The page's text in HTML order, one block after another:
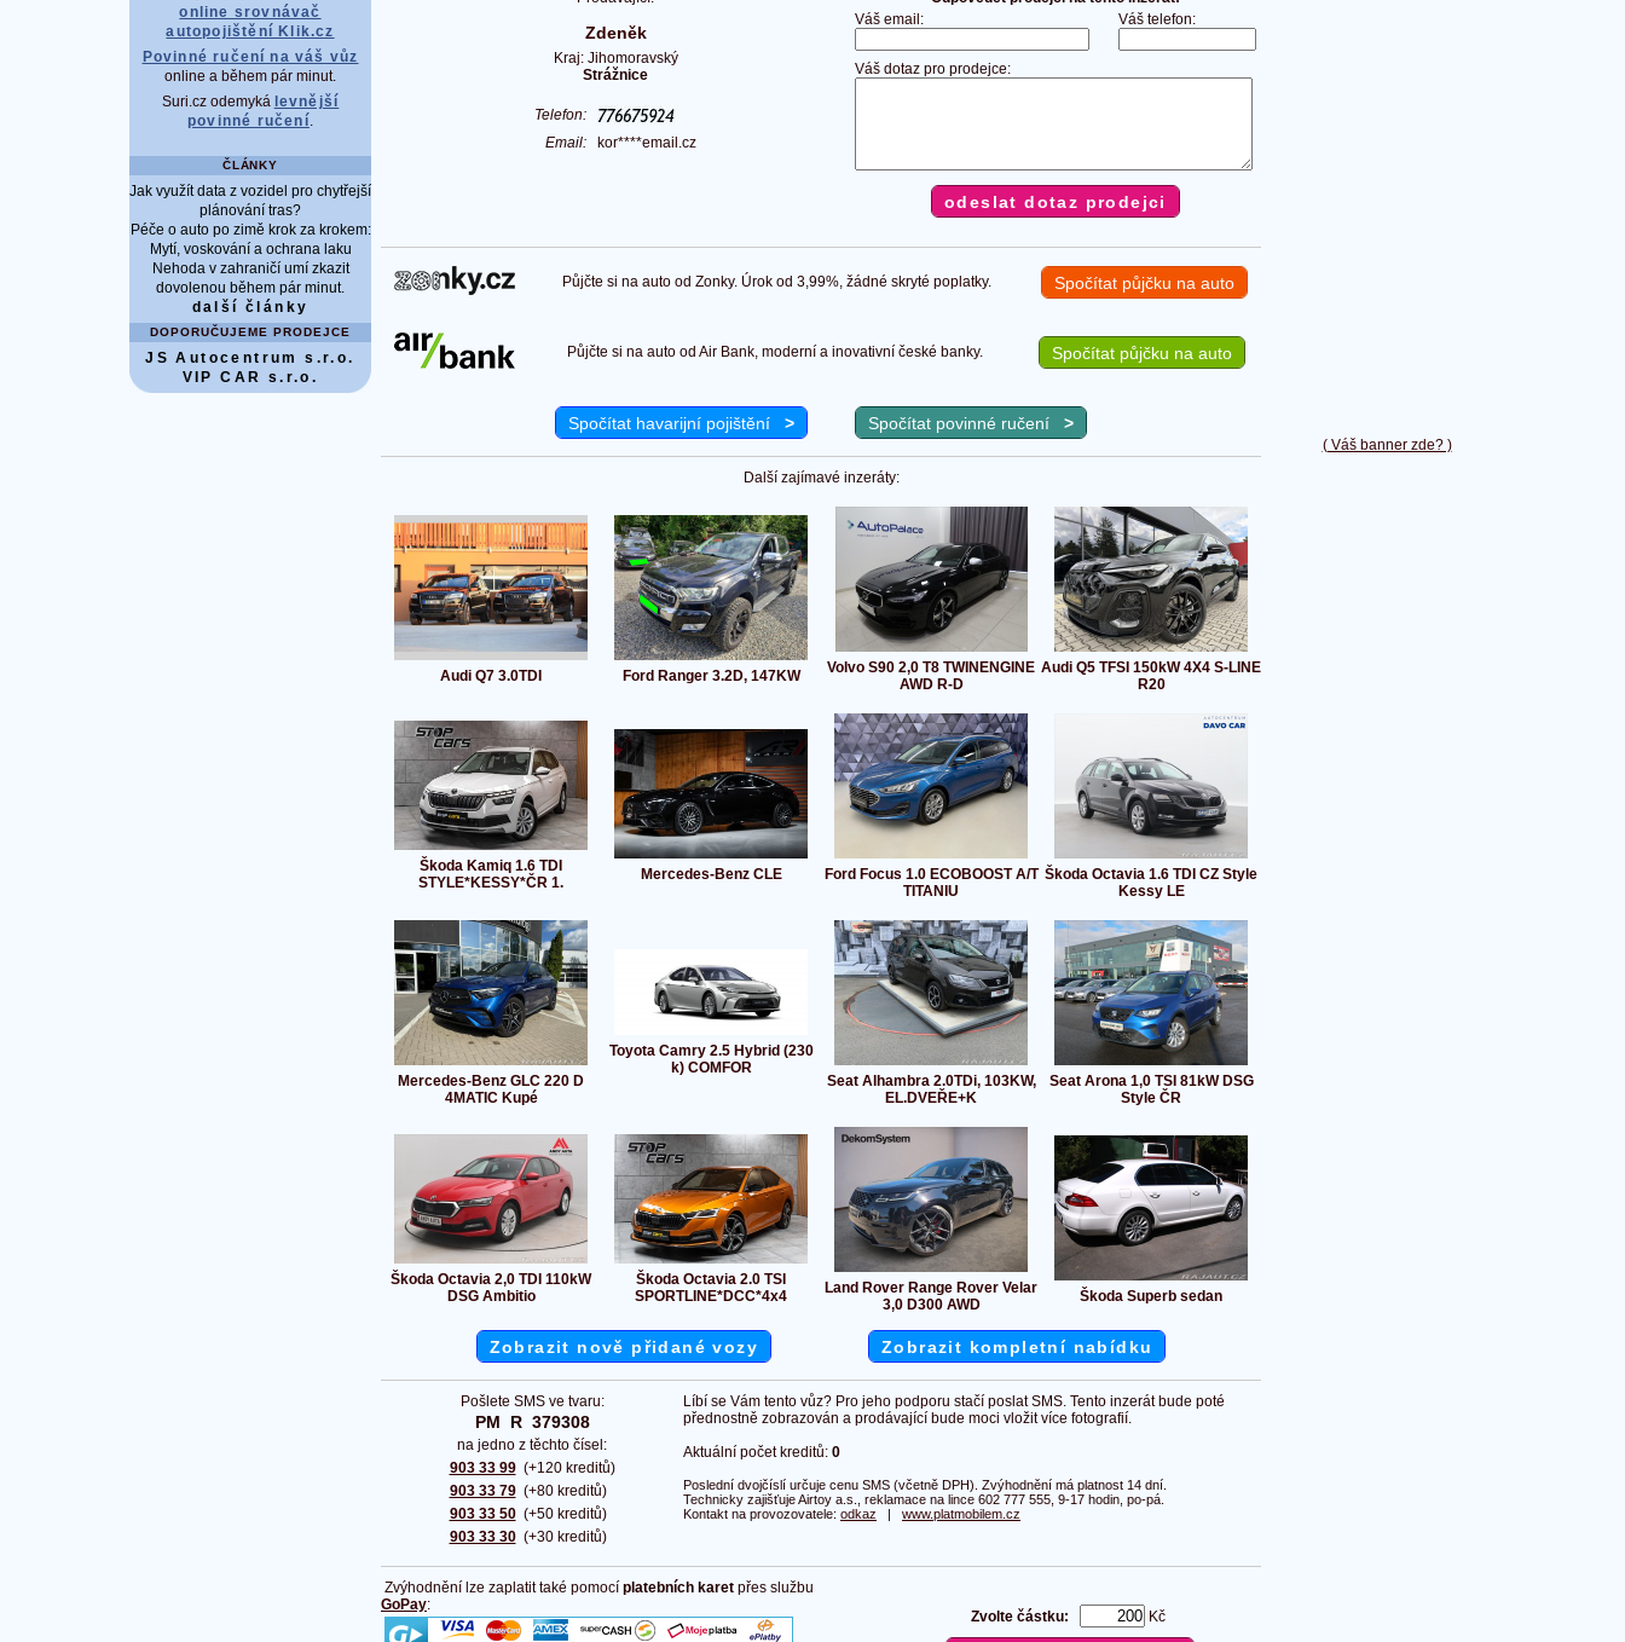
( Váš banner zde? )
online srovnávač
autopojištění Klik.cz
Povinné ručení na váš vůz
online a během pár minut.
Suri.cz odemyká levnější
povinné ručení.
ČLÁNKY
Jak využít data z vozidel pro chytřejší
plánování tras?
Péče o auto po zimě krok za krokem:
Mytí, voskování a ochrana laku
Nehoda v zahraničí umí zkazit
dovolenou během pár minut.
další články
DOPORUČUJEME PRODEJCE
JS Autocentrum s.r.o.
VIP CAR s.r.o.
Zdeněk
Kraj: Jihomoravský
Strážnice
Telefon:
Email: kor****email.cz
Váš email:
Váš telefon:
Váš dotaz pro prodejce:
Půjčte si na auto od Zonky. Úrok od 3,99%, žádné skryté poplatky. Spočítat půjčku na auto
Půjčte si na auto od Air Bank, moderní a inovativní české banky. Spočítat půjčku na auto
Spočítat havarijní pojištění > Spočítat povinné ručení >
Další zajímavé inzeráty:
Audi Q7 3.0TDI Ford Ranger 3.2D, 147KW
Volvo S90 2,0 T8 TWINENGINE
AWD R-D
Audi Q5 TFSI 150kW 4X4 S-LINE
R20
Škoda Kamiq 1.6 TDI
STYLE*KESSY*ČR 1.
Mercedes-Benz CLE
Ford Focus 1.0 ECOBOOST A/T
TITANIU
Škoda Octavia 1.6 TDI CZ Style
Kessy LE
Mercedes-Benz GLC 220 D
4MATIC Kupé
Toyota Camry 2.5 Hybrid (230
k) COMFOR
Seat Alhambra 2.0TDi, 103KW,
EL.DVEŘE+K
Seat Arona 1,0 TSI 81kW DSG
Style ČR
Škoda Octavia 2,0 TDI 110kW
DSG Ambitio
Škoda Octavia 2.0 TSI
SPORTLINE*DCC*4x4
Land Rover Range Rover Velar
3,0 D300 AWD
Škoda Superb sedan
Zobrazit nově přidané vozy Zobrazit kompletní nabídku
Pošlete SMS ve tvaru:
PM  R  379308
na jedno z těchto čísel:
903 33 99
903 33 79
903 33 50
903 33 30
(+120 kreditů)
(+80 kreditů)
(+50 kreditů)
(+30 kreditů)
Líbí se Vám tento vůz? Pro jeho podporu stačí poslat SMS. Tento inzerát bude poté
přednostně zobrazován a prodávající bude moci vložit více fotografií.
Aktuální počet kreditů: 0
Poslední dvojčíslí určuje cenu SMS (včetně DPH). Zvýhodnění má platnost 14 dní.
Technicky zajišťuje Airtoy a.s., reklamace na lince 602 777 555, 9-17 hodin, po-pá.
Kontakt na provozovatele: odkaz | www.platmobilem.cz
Zvýhodnění lze zaplatit také pomocí platebních karet přes službu
GoPay:
Zvolte částku: Kč